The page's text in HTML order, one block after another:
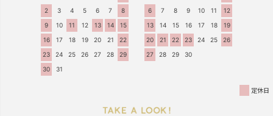
2
3 4 5 6 7
8
9
10 11 12 13 14
15
16
17 18 19 20 21
22
23
24 25 26 27 28
29
30
31
6
7 8 9 10 11
12
13
14 15 16 17 18
19
20
21 22 23 24 25
26
27
28 29 30
定休日